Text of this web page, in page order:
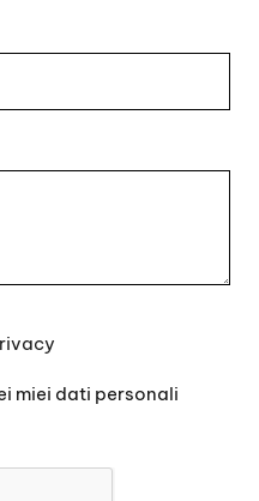
miei dati personali